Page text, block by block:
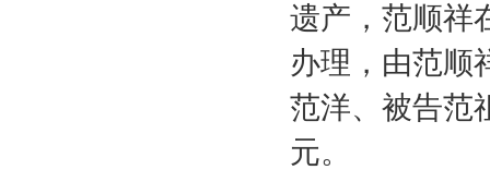
遗产，范顺祥
办理，由范顺
范洋、被告范
元。